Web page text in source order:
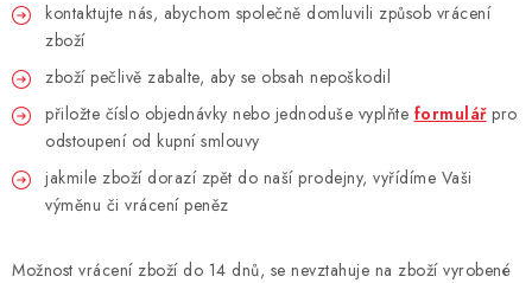
kontaktujte nás, abychom společně domluvili způsob vrácení
zboží
zboží pečlivě zabalte, aby se obsah nepoškodil
přiložte číslo objednávky nebo jednoduše vyplňte formulářpro
odstoupení od kupní smlouvy
jakmile zboží dorazí zpět do naší prodejny, vyřídíme Vaši
výměnu či vrácení peněz
Možnost vrácení zboží do 14 dnů, se nevztahuje na zboží vyrobené